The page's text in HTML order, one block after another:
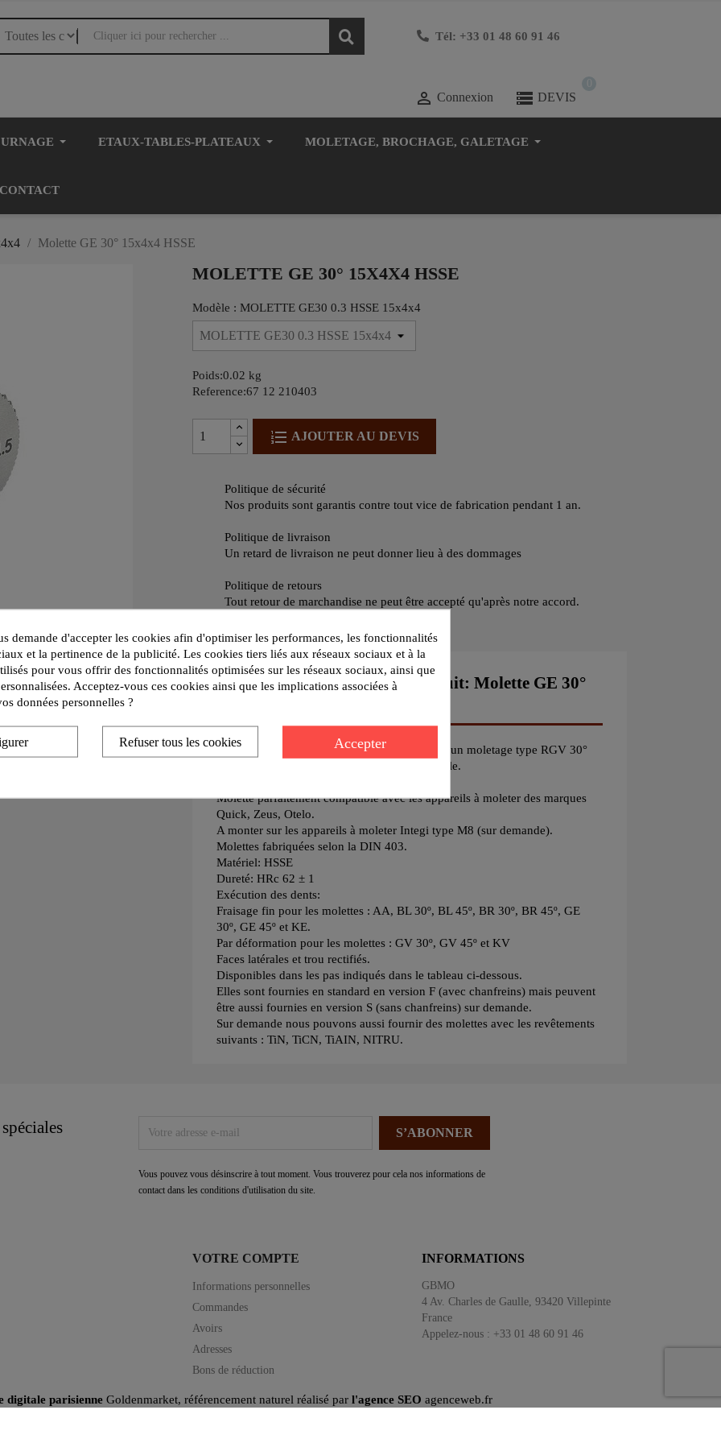
Tél: +33 01 48 60 91 46
 Connexion DEVIS
ETAUX-TABLES-PLATEAUX MOLETAGE, BROCHAGE, GALETAGE
CONTACT
Molette GE 30° 15x4x4 HSSE
MOLETTE GE 30° 15X4X4 HSSE
Modèle : MOLETTE GE30 0.3 HSSE 15x4x4
Poids:0.02 kg
Reference:67 12 210403
AJOUTER AU DEVIS
Politique de sécurité
Nos produits sont garantis contre tout vice de fabrication pendant 1 an.
Politique de livraison
Un retard de livraison ne peut donner lieu à des dommages
Politique de retours
Tout retour de marchandise ne peut être accepté qu'après notre accord.
Description complète du produit: Molette GE 30°
Molettes GE 30° pointe saillante, pour réaliser un moletage type RGV 30°
selon la DIN 82 et seulement de manière radiale.
Molette parfaitement compatible avec les appareils à moleter des marques
Quick, Zeus, Otelo.
A monter sur les appareils à moleter Integi type M8 (sur demande).
Molettes fabriquées selon la DIN 403.
Matériel: HSSE
Dureté: HRc 62 ± 1
Exécution des dents:
Fraisage fin pour les molettes : AA, BL 30º, BL 45º, BR 30º, BR 45º, GE
30º, GE 45º et KE.
Par déformation pour les molettes : GV 30º, GV 45º et KV
Faces latérales et trou rectifiés.
Disponibles dans les pas indiqués dans le tableau ci-dessous.
Elles sont fournies en standard en version F (avec chanfreins) mais peuvent
être aussi fournies en version S (sans chanfreins) sur demande.
Sur demande nous pouvons aussi fournir des molettes avec les revêtements
suivants : TiN, TiCN, TiAIN, NITRU.
Vous pouvez vous désinscrire à tout moment. Vous trouverez pour cela nos informations de
contact dans les conditions d'utilisation du site.
VOTRE COMPTE
Informations personnelles
Commandes
Avoirs
Adresses
Bons de réduction
INFORMATIONS
GBMO
4 Av. Charles de Gaulle, 93420 Villepinte
France
Appelez-nous : +33 01 48 60 91 46
digitale parisienne Goldenmarket, référencement naturel réalisé par l'agence SEO agenceweb.fr
demande d'accepter les cookies afin d'optimiser les performances, les fonctionnalités
et la pertinence de la publicité. Les cookies tiers liés aux réseaux sociaux et à la
pour vous offrir des fonctionnalités optimisées sur les réseaux sociaux, ainsi que
Acceptez-vous ces cookies ainsi que les implications associées à
données personnelles ?
Accepter
Refuser tous les cookies